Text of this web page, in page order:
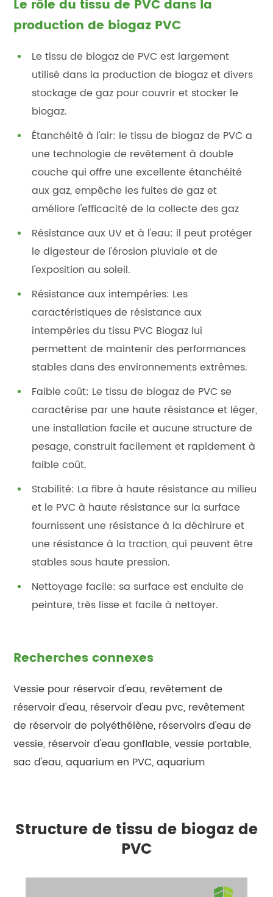
Le rôle du tissu de PVC dans la
production de biogaz PVC
Le tissu de biogaz de PVC est largement
utilisé dans la production de biogaz et divers
stockage de gaz pour couvrir et stocker le
biogaz.
Étanchéité à l'air: le tissu de biogaz de PVC a
une technologie de revêtement à double
couche qui offre une excellente étanchéité
aux gaz, empêche les fuites de gaz et
améliore l'efficacité de la collecte des gaz
Résistance aux UV et à l'eau: il peut protéger
le digesteur de l'érosion pluviale et de
l'exposition au soleil.
Résistance aux intempéries: Les
caractéristiques de résistance aux
intempéries du tissu PVC Biogaz lui
permettent de maintenir des performances
stables dans des environnements extrêmes.
Faible coût: Le tissu de biogaz de PVC se
caractérise par une haute résistance et léger,
une installation facile et aucune structure de
pesage, construit facilement et rapidement à
faible coût.
Stabilité: La fibre à haute résistance au milieu
et le PVC à haute résistance sur la surface
fournissent une résistance à la déchirure et
une résistance à la traction, qui peuvent être
stables sous haute pression.
Nettoyage facile: sa surface est enduite de
peinture, très lisse et facile à nettoyer.
Recherches connexes
Vessie pour réservoir d'eau, revêtement de
réservoir d'eau, réservoir d'eau pvc, revêtement
de réservoir de polyéthélène, réservoirs d'eau de
vessie, réservoir d'eau gonflable, vessie portable,
sac d'eau, aquarium en PVC, aquarium
Structure de tissu de biogaz de
PVC